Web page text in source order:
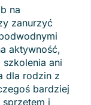
na
zanurzyć
aktywność,
ani
dla rodzin z
bardziej
sprzętem i